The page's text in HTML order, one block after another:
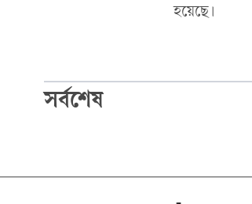
হয়েছে।
সর্বশেষ